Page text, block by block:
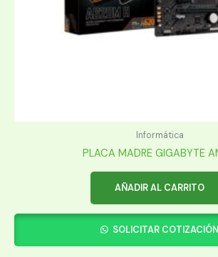
Informática
PLACA MADRE GIGABYTE
AÑADIR AL CARRITO
SOLICITAR COTIZACIÓN